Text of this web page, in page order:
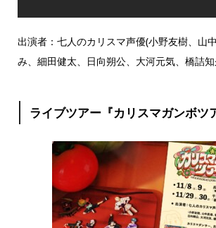
出演者：七人のカリスマ声優(小野友樹、山
み、細田健太、日向朔公、大河元気、橋詰
ライブツアー『カリスマガンボツ